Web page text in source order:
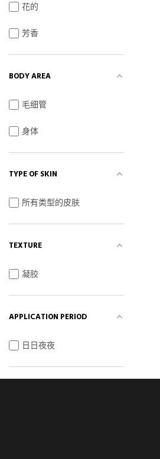
花的
芳香
BODY AREA
毛细管
身体
TYPE OF SKIN
所有类型的皮肤
TEXTURE
凝胶
APPLICATION PERIOD
日日夜夜